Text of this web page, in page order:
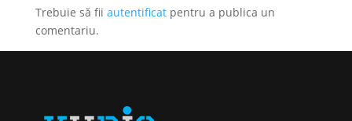
Trebuie să fii autentificatpentru a publica un
comentariu.